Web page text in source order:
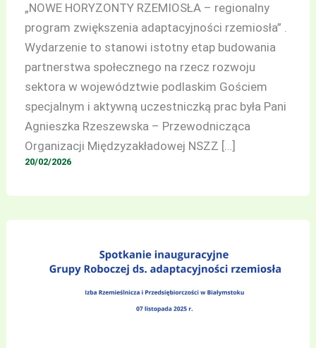
„NOWE HORYZONTY RZEMIOSŁA – regionalny
program zwiększenia adaptacyjności rzemiosła” .
Wydarzenie to stanowi istotny etap budowania
partnerstwa społecznego na rzecz rozwoju
sektora w województwie podlaskim Gościem
specjalnym i aktywną uczestniczką prac była Pani
Agnieszka Rzeszewska – Przewodnicząca
Organizacji Międzyzakładowej NSZZ […]
20/02/2026